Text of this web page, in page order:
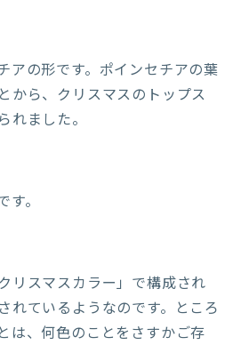
アの形です。ポインセチアの葉
から、クリスマスのトップス
れました。
。
リスマスカラー」で構成され
れているようなのです。ところ
は、何色のことをさすかご存